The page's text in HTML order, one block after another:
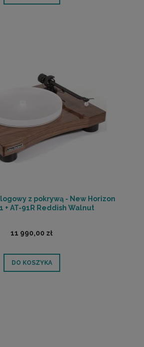
z pokrywą - New Horizon
+ AT-91R Reddish Walnut
11 990,00 zł
DO KOSZYKA